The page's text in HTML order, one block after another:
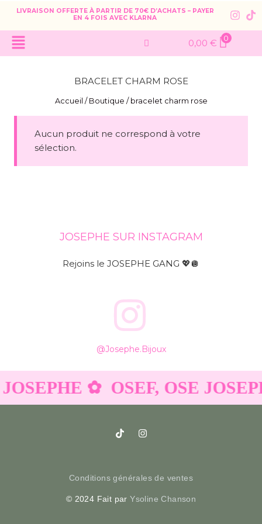
LIVRAISON OFFERTE À PARTIR DE 70€ D’ACHATS – PAYER
EN 4 FOIS AVEC KLARNA
0,00 € 0
BRACELET CHARM ROSE
Accueil / Boutique / bracelet charm rose
Aucun produit ne correspond à votre
sélection.
JOSEPHE SUR INSTAGRAM
Rejoins le JOSEPHE GANG 💖🪩
@josephe.bijoux
✿ OSEF, OSE
Conditions générales de ventes
© 2024 Fait parYsoline Chanson